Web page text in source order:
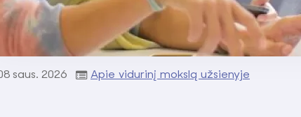
saus. 2026 Apie vidurinį mokslą užsienyje